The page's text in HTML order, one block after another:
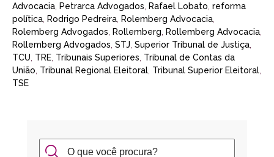
Advocacia Petrarca Advogados Rafael Lobato reforma
política Rodrigo Pedreira Rolemberg Advocacia
Rolemberg Advogados
Rollemberg Rollemberg Advocacia
Rollemberg Advogados STJ Superior Tribunal de Justiça
TCU TRE Tribunais Superiores Tribunal de Contas da
União Tribunal Regional Eleitoral Tribunal Superior Eleitoral
TSE